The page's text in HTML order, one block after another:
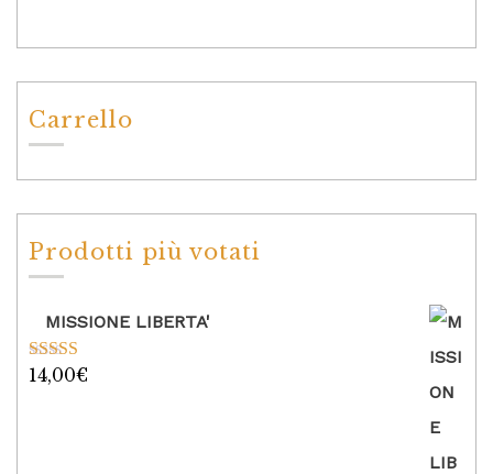
Carrello
Prodotti più votati
MISSIONE LIBERTA'
Valutato
14,00€